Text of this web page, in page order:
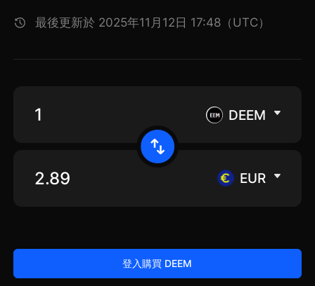
最後更新於 2025年11月12日 17:48（UTC）
DEEM
EUR
登入購買 DEEM